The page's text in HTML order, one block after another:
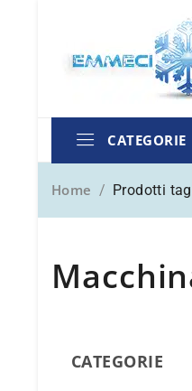
CATEGORIE
Home / Prodotti
CATEGORIE